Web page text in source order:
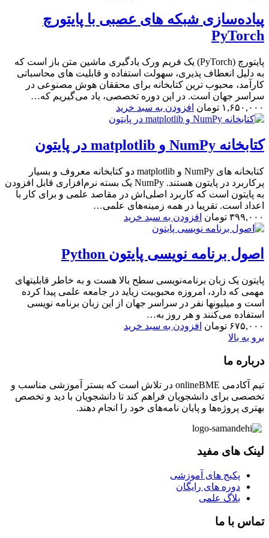
پیاده‌سازی شبکه های عصبی با پایتورچ
PyTorch
پایتورچ (PyTorch) یک فریم ورک یادگیری ماشین متن باز است که
به دلیل انعطاف پذیری، سهولت استفاده و قابلیت های محاسباتی
کارآمد، محبوب ترین کتابخانه برای محققان هوش مصنوعی در
سراسر جهان است. در این دوره تخصصی، یاد می‌گیریم که…
۱,۶۵۰,۰۰۰ تومان افزودن به سبد خرید
کتابخانه NumPy و matplotlib در پایتون
کتابخانه های NumPy و matplotlib دو کتابخانه معروف و بسیار
پرکاربرد در پایتون هستند. NumPy یک بسته نرم‌افزاری قابل افزودن
به پایتون است که کاربرد اصلی‌اش در مقاصد علمی و برای کار با
اعداد است. تقریبا در همه زمینه‌های علمی…
۳۹۹,۰۰۰ تومان افزودن به سبد خرید
اصول برنامه نویسی پایتون Python
پایتون یک زبان برنامه‌نویسی سطح بالا هست و به خاطر قابلیتهای
مهمی که دارد، امروزه محبوبیت زیاید در جامعه علمی پیدا کرده
است و میلیونها نفر در سراسر جهان از این زبان برنامه نویسی
استفاده می‌کنند و هر روز به…
۶۷۵,۰۰۰ تومان افزودن به سبد خرید
برو به بالا
درباره ما
تیم آکادمی onlineBME در تلاش است که بستر آموزشی مناسب و
تخصصی برای دانشجویان فراهم کند تا دانشجویان با دید و تخصص
بهتری پروژه‌ها و پایان نامه‌های خود را انجام دهند.
لینک های مفید
پکیج های آموزشی
دوره های رایگان
بلاگ علمی
تماس با ما